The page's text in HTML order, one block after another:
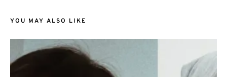
YOU MAY ALSO LIKE